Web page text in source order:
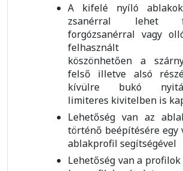
A kifelé nyíló
zsanérral lehet
forgózsanérral vagy
felhasznált
köszönhetően a
felső illetve alsó
kívülre bukó
limiteres kivitelben is
Lehetőség van az
történő beépítésére egy
ablakprofil segítségével
Lehetőség van a